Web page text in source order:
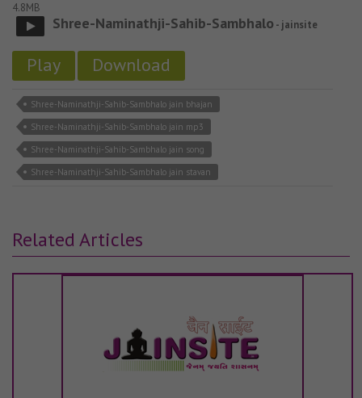
4.8MB
Shree-Naminathji-Sahib-Sambhalo - jainsite
Play Download
Shree-Naminathji-Sahib-Sambhalo jain bhajan
Shree-Naminathji-Sahib-Sambhalo jain mp3
Shree-Naminathji-Sahib-Sambhalo jain song
Shree-Naminathji-Sahib-Sambhalo jain stavan
Related Articles